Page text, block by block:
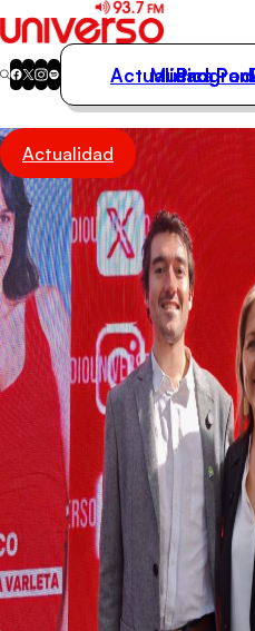
Actualidad
Música
Programas
Podcasts
Destacados
Actualidad
Música
Actualidad